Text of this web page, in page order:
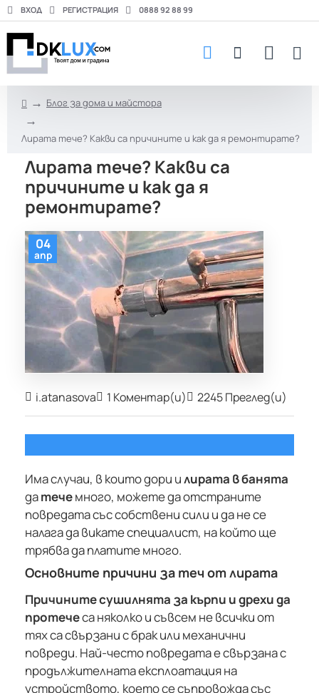
ВХОД РЕГИСТРАЦИЯ 0888 92 88 99
m
Блог за дома и майстора
Лирата тече? Какви са причините и как да я ремонтирате?
Лирата тече? Какви са
причините и как да я
ремонтирате?
04
апр
i.atanasova 1 Коментар(и) 2245 Преглед(и)
Има случаи, в които дори илирата в банята
датечемного, можете да отстраните
повредата със собствени сили и да не се
налага да викате специалист, на който ще
трябва да платите много.
Основните причини за теч от лирата
Причините сушилнята за кърпи и дрехи да
протечеса няколко и съвсем не всички от
тях са свързани с брак или механични
повреди. Най-често повредата е свързана с
продължителната експлоатация на
устройството, което се съпровожда със